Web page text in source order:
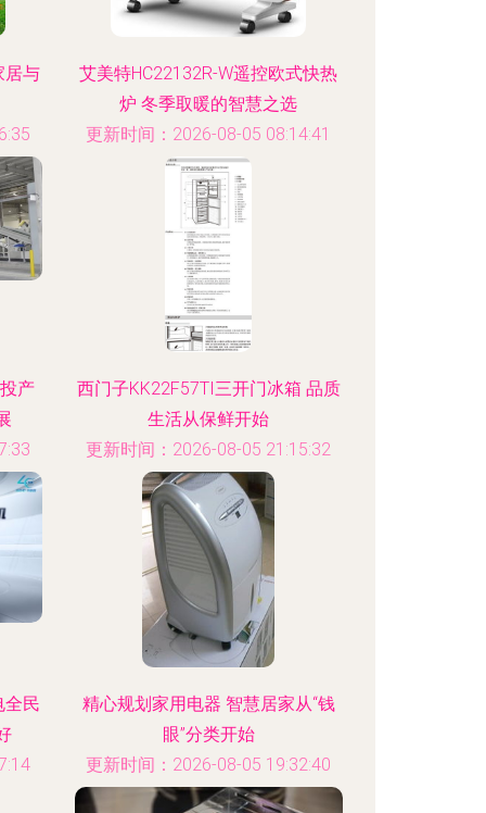
居与
艾美特HC22132R-W遥控欧式快热
炉 冬季取暖的智慧之选
更新时间：2026-08-05 08:14:41
产
西门子KK22F57TI三开门冰箱 品质
生活从保鲜开始
更新时间：2026-08-05 21:15:32
全民
精心规划家用电器 智慧居家从“钱
眼”分类开始
更新时间：2026-08-05 19:32:40